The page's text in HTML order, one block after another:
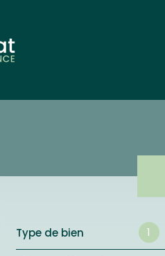
Type de bien 1